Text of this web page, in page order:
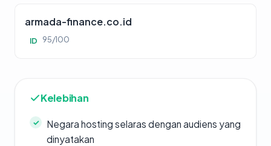
armada-finance.co.id
ID 95/100
Kelebihan
Negara hosting selaras dengan audiens yang
dinyatakan